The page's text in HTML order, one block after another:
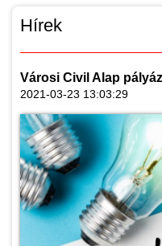
Hírek
Városi Civil Alap
2021-03-23 13:03:29